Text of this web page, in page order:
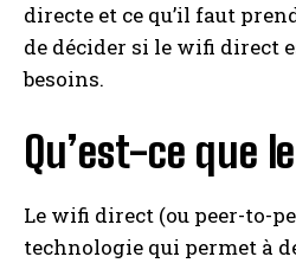
directe et ce qu’il faut
de décider si le wifi direct
besoins.
Qu’est-ce que
Le wifi direct (ou peer-to-
technologie qui permet à